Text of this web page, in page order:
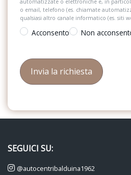
automatizzate o elettroniche e, in
o email, telefono (es. chiamate
qualsiasi altro canale informatico (es. siti
Acconsento Non
SEGUICI SU:
@autocentribalduina1962